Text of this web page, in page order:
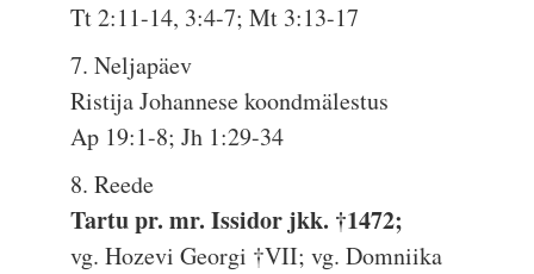
Tt 2:11-14, 3:4-7; Mt 3:13-17
7. Neljapäev
Ristija Johannese koondmälestus
Ap 19:1-8; Jh 1:29-34
8. Reede
Tartu pr. mr. Issidor jkk. †1472;
vg. Hozevi Georgi †VII; vg. Domniika